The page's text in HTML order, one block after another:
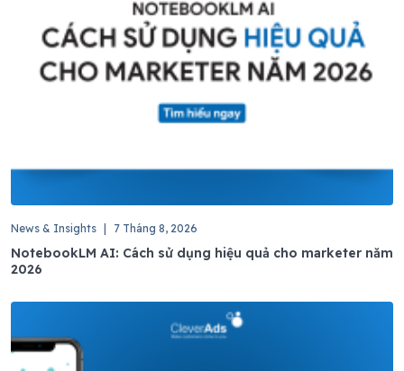
News & Insights 7 Tháng 8, 2026
NotebookLM AI: Cách sử dụng hiệu quả cho marketer năm
2026